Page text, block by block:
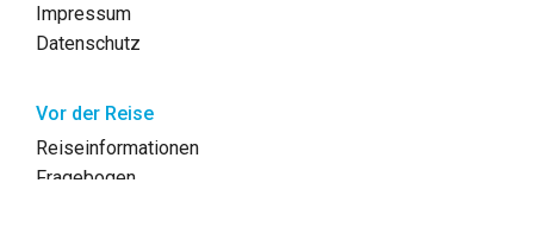
Impressum
Datenschutz
Vor der Reise
Reiseinformationen
Fragebogen